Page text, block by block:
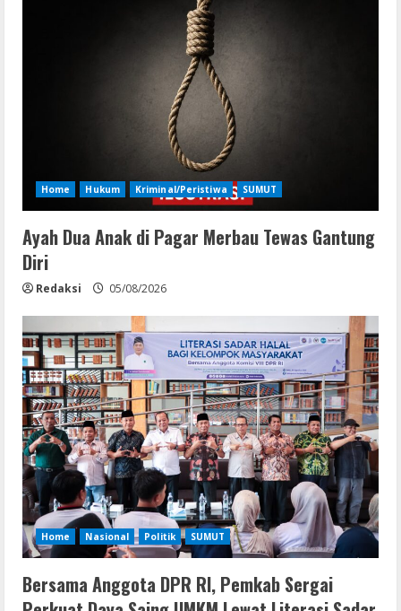
Home Hukum Kriminal/Peristiwa SUMUT
Ayah Dua Anak di Pagar Merbau Tewas Gantung
Diri
Redaksi 05/08/2026
Home Nasional Politik SUMUT
Bersama Anggota DPR RI, Pemkab Sergai